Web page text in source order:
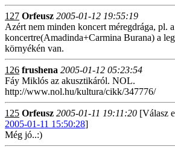
127 Orfeusz 2005-01-12 19:55:19
Azért nem minden koncert méregdrága, pl.
koncertre(Amadinda+Carmina Burana) a
környékén van.
126 frushena 2005-01-12 05:23:54
Fáy Miklós az akusztikáról. NOL.
http://www.nol.hu/kultura/cikk/347776/
125 Orfeusz 2005-01-11 19:11:20 [Válasz
2005-01-11 15:50:28]
Még jó..:)